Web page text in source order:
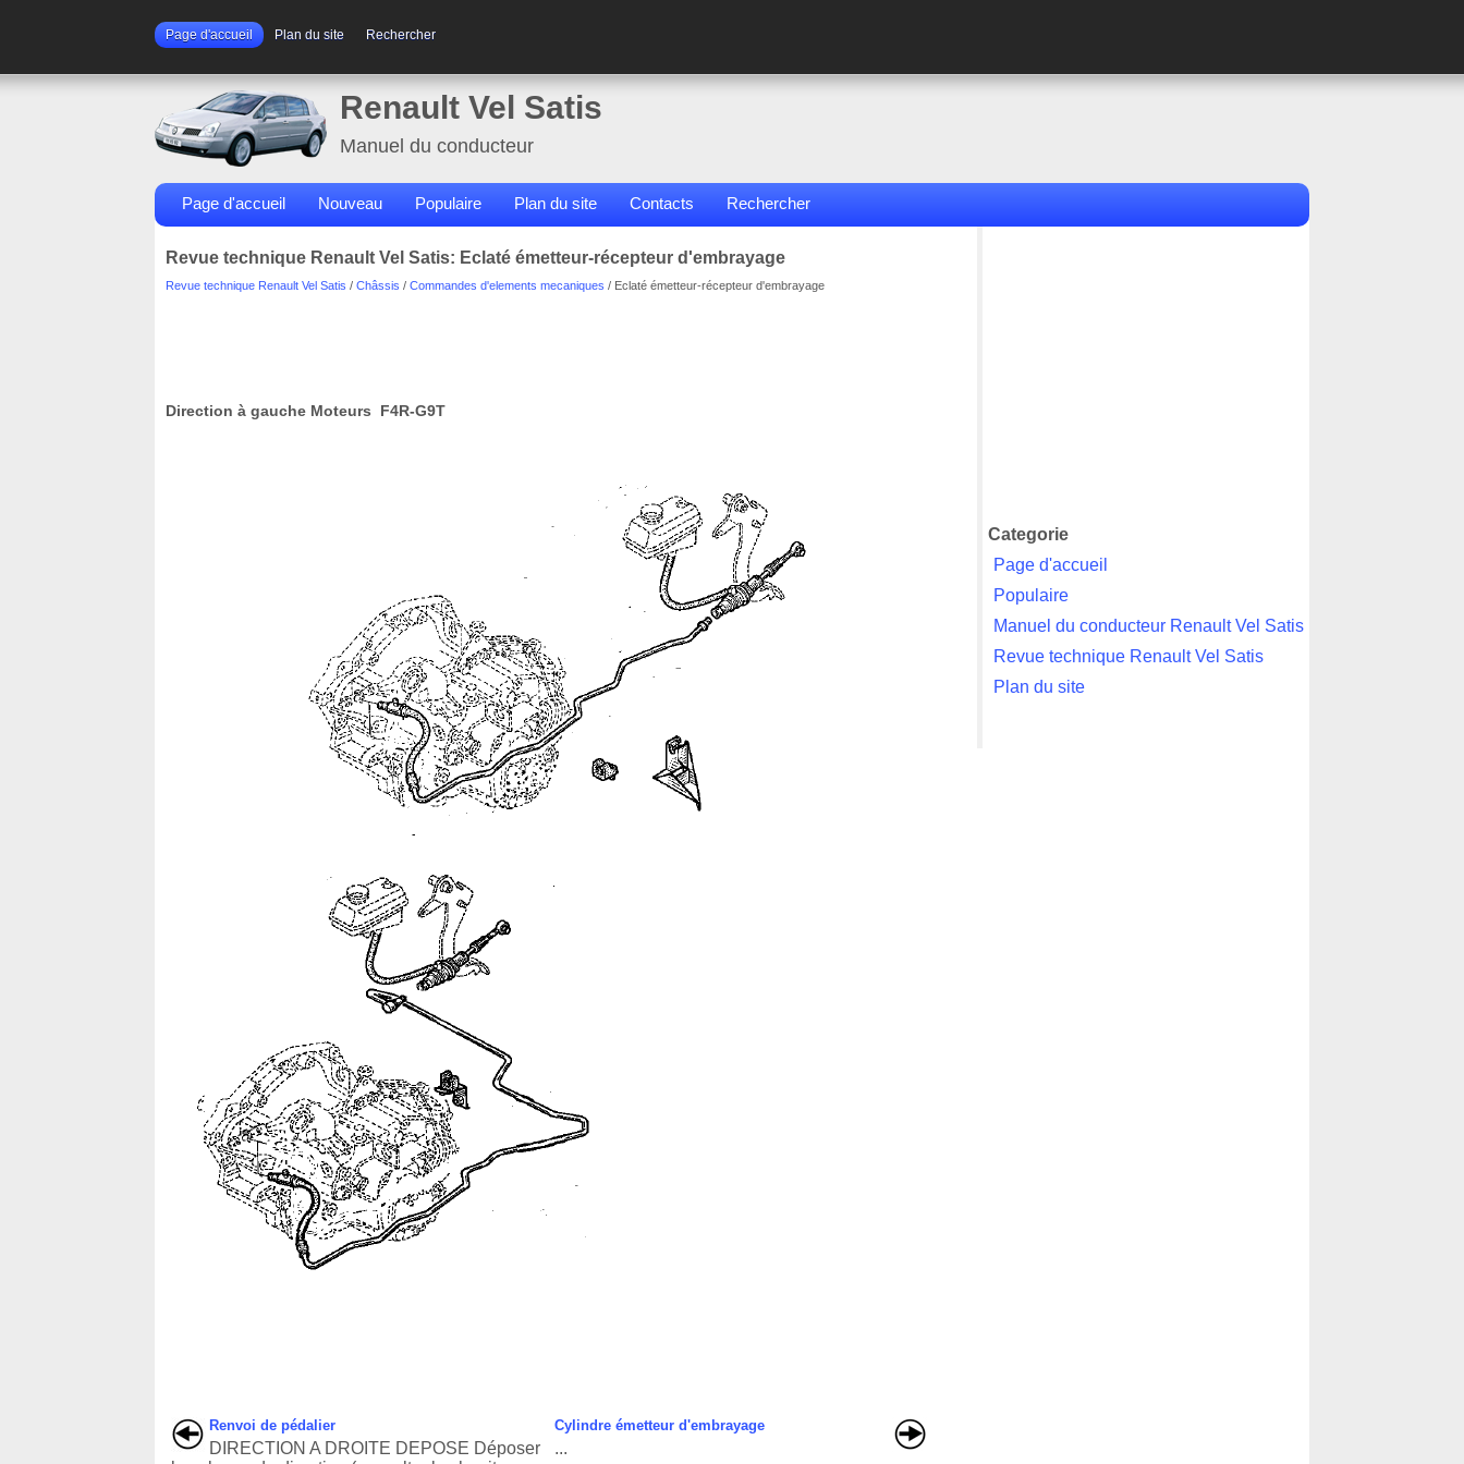
Page d'accueil Plan du site Rechercher
Renault Vel Satis
Manuel du conducteur
Page d'accueil Nouveau Populaire Plan du site Contacts Rechercher
Revue technique Renault Vel Satis: Eclaté émetteur-récepteur d'embrayage
Revue technique Renault Vel Satis / Châssis / Commandes d'elements mecaniques / Eclaté émetteur-récepteur d'embrayage
Direction à gauche Moteurs F4R-G9T
Renvoi de pédalier
DIRECTION A DROITE DEPOSE Déposer
Cylindre émetteur d'embrayage
...
Categorie
Page d'accueil
Populaire
Manuel du conducteur Renault Vel Satis
Revue technique Renault Vel Satis
Plan du site